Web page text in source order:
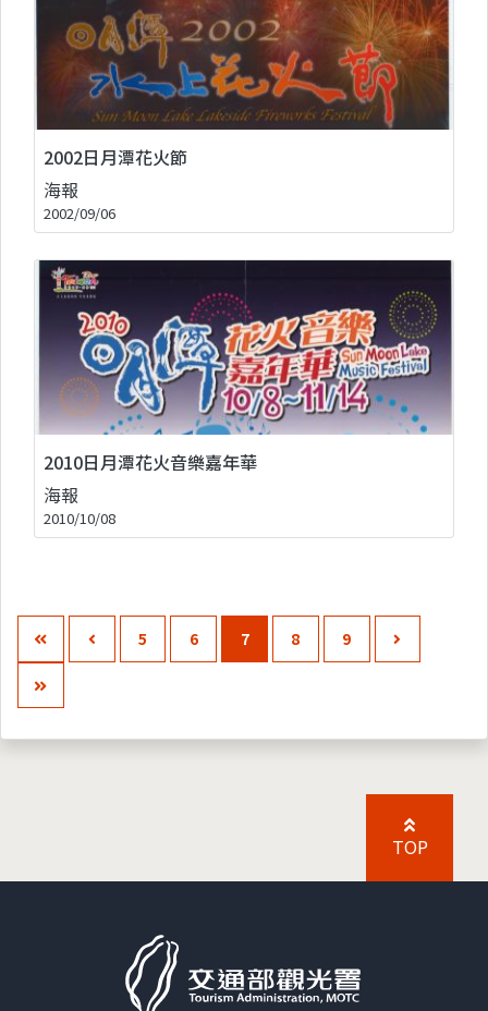
2002日月潭花火節
海報
2002/09/06
2010日月潭花火音樂嘉年華
海報
2010/10/08
5 6 7 8 9
TOP